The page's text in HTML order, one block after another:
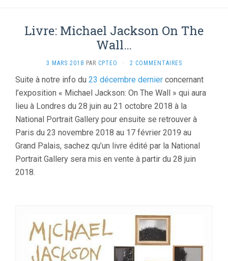
Livre: Michael Jackson On The
Wall…
3 MARS 2018 PAR CPTEO · 2 COMMENTAIRES
Suite à notre info du 23 décembre dernier concernant
l’exposition « Michael Jackson: On The Wall » qui aura
lieu à Londres du 28 juin au 21 octobre 2018 à la
National Portrait Gallery pour ensuite se retrouver à
Paris du 23 novembre 2018 au 17 février 2019 au
Grand Palais, sachez qu’un livre édité par la National
Portrait Gallery sera mis en vente à partir du 28 juin
2018.